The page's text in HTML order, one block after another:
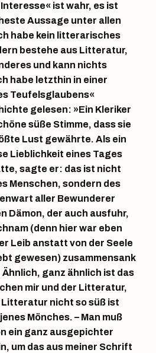
ist wahr, es ist
Aussage unter allen
habe kein litterarisches
bestehe aus Litteratur,
und kann nichts
habe letzthin in einer
Teufelsglaubens«
gelesen: »Ein Kleriker
süße Stimme, dass sie
Lust gewährte. Als ein
Lieblichkeit eines Tages
sagte er: das ist nicht
Menschen, sondern des
aller Bewunderer
Dämon, der auch ausfuhr,
(denn hier war eben
Leib anstatt von der Seele
gewesen) zusammensank
ganz ähnlich ist das
mir und der Litteratur,
Litteratur nicht so süß ist
Mönches. – Man muß
ein ganz ausgepichter
um das aus meiner Schrift